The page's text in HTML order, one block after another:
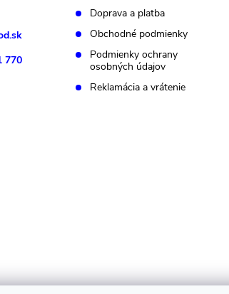
770
Doprava a platba
Obchodné podmienky
Podmienky ochrany
osobných údajov
Reklamácia a vrátenie